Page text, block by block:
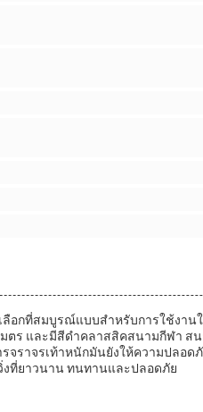
ลือกที่สมบูรณ์แบบสําหรับการใช้งา
ตร และมีสีดําคลาสสิคสนามกีฬา ส
จราจรเท้าหนักมันยังให้ความปลอ
งที่ยาวนาน ทนทานและปลอดภัย